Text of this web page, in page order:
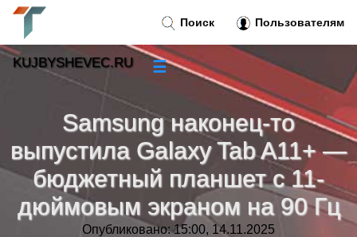
Samsung наконец-то
выпустила Galaxy Tab A11+ —
бюджетный планшет с 11-
дюймовым экраном на 90 Гц
Опубликовано: 15:00, 14.11.2025
Поиск Пользователям
KUJBYSHEVEC.RU ☰
Новости
Тренды новостей »
Рубрики»
»